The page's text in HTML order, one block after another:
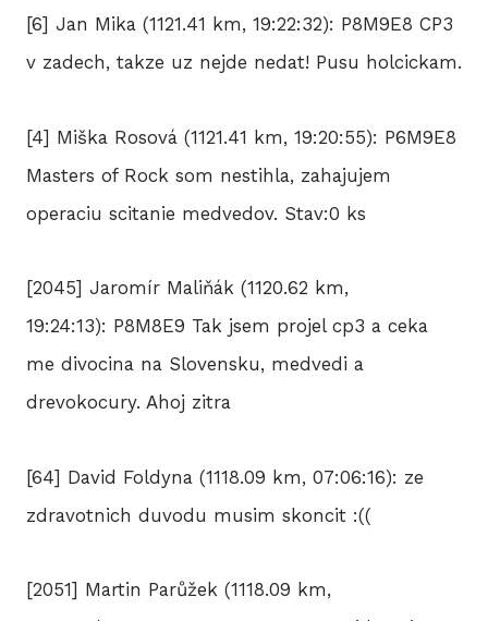
[6] Jan Mika (1121.41 km, 19:22:32): P8M9E8 CP3
v zadech, takze uz nejde nedat! Pusu holcickam.
[4] Miška Rosová (1121.41 km, 19:20:55): P6M9E8
Masters of Rock som nestihla, zahajujem
operaciu scitanie medvedov. Stav:0 ks
[2045] Jaromír Maliňák (1120.62 km,
19:24:13): P8M8E9 Tak jsem projel cp3 a ceka
me divocina na Slovensku, medvedi a
drevokocury. Ahoj zitra
[64] David Foldyna (1118.09 km, 07:06:16): ze
zdravotnich duvodu musim skoncit :((
[2051] Martin Parůžek (1118.09 km,